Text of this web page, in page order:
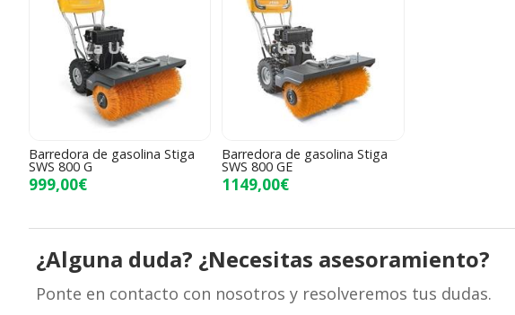
Barredora de gasolina Stiga
SWS 800 G
999,00€
Barredora de gasolina Stiga
SWS 800 GE
1149,00€
¿Alguna duda? ¿Necesitas asesoramiento?
Ponte en contacto con nosotros y resolveremos tus dudas.